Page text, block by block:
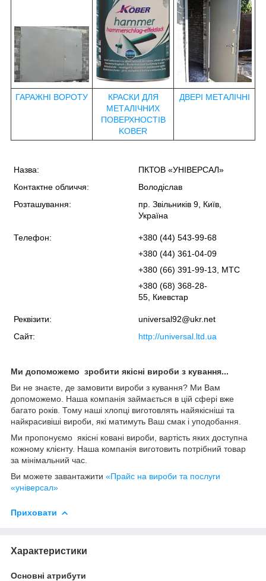
ГАРАЖНІ ВОРОТУ
КРАСКИ ДЛЯ
МЕТАЛІЧНИХ
ПОВЕРХНОСТІВ
KOBER
ДВЕРІ МЕТАЛІЧНІ
Назва:
ПКТОВ «УНІВЕРСАЛ»
Контактне обличчя:
Володіслав
Розташування:
пр. Звільників 9, Київ,
Україна
Телефон:
+380 (44) 543-99-68
+380 (44) 361-04-09
+380 (66) 391-99-13, МТС
+380 (68) 368-28-
55, Киевстар
Реквізити:
universal92@ukr.net
Сайт:
http://universal.ltd.ua
Ми допоможемо зробити якісні вироби з кування...
Ви не знаєте, де замовити вироби з кування? Ми Вам
допоможемо. Наша компанія займається в цій сфері вже
багато років. Тому наші хлопці виготовлять найякісніші та
найкрасивіші вироби, які матимуть Ваш смак і уподобання.
Ми пропонуємо якісні ковані вироби, вартість яких доступна
кожному клієнту. Наша компанія виготовить потрібний товар
за мінімальний час.
Ви можете завантажити «Прайс на вироби та послуги
«універсал»
Приховати
Характеристики
Основні атрибути